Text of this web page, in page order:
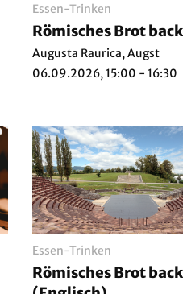
Essen-Trinken
Römisches Brot
Augusta Raurica, Augst
06.09.2026, 15:00 - 16:30
Essen-Trinken
Römisches Brot